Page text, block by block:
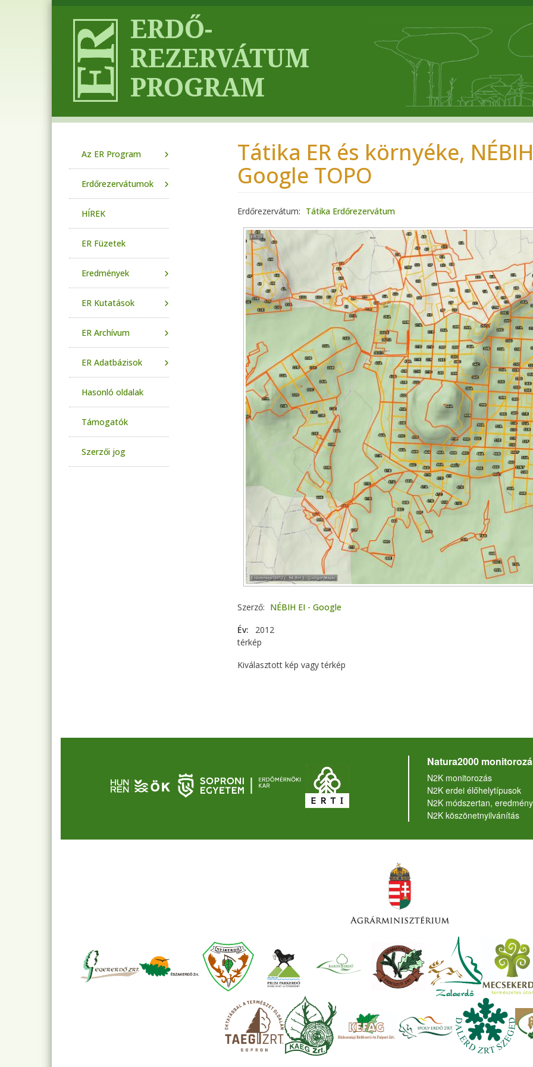
Tátika ER és környéke,
Google TOPO
Erdőrezervátum Tátika Erdőrezervátum
Szerző
NÉBIH EI - Google
Év
2012
térkép
Kiválasztott kép vagy térkép
Az ER Program
Erdőrezervátumok
HÍREK
ER Füzetek
Eredmények
ER Kutatások
ER Archívum
ER Adatbázisok
Hasonló oldalak
Támogatók
Szerzői jog
Natura2000
N2K monitorozás
N2K erdei élőhelytípusok
N2K módszertan,
N2K köszönetnyilvánítás